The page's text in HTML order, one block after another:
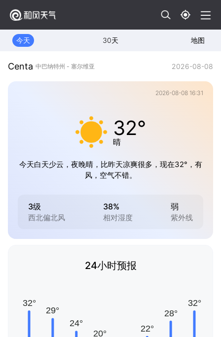
今天 30天 地图
Centa 中巴纳特州 - 塞尔维亚 2026-08-08
2026-08-08 16:31
32°
晴
今天白天少云，夜晚晴，比昨天凉爽很多，现在32°，有
风，空气不错。
3级
西北偏北风
38%
相对湿度
弱
紫外线
24小时预报